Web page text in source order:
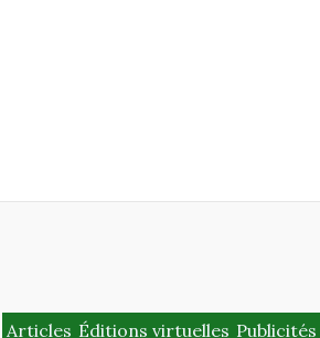
Articles Éditions virtuelles